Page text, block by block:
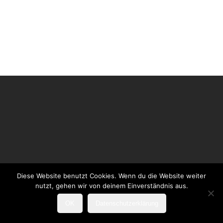
Photos by Foto Sandra Reines
Diese Website benutzt Cookies. Wenn du die Website weiter
nutzt, gehen wir von deinem Einverständnis aus.